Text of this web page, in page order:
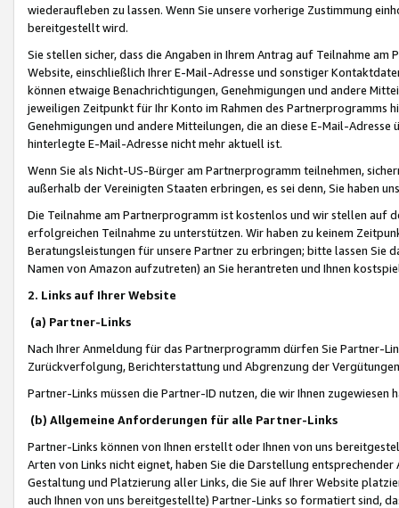
wiederaufleben zu lassen. Wenn Sie unsere vorherige Zustimmung
bereitgestellt wird.
Sie stellen sicher, dass die Angaben in Ihrem Antrag auf Teilnahme
Website, einschließlich Ihrer E-Mail-Adresse und sonstiger
können etwaige Benachrichtigungen, Genehmigungen und andere
jeweiligen Zeitpunkt für Ihr Konto im Rahmen des Partnerprogramms
Genehmigungen und andere Mitteilungen, die an diese E-Mail-
hinterlegte E-Mail-Adresse nicht mehr aktuell ist.
Wenn Sie als Nicht-US-Bürger am Partnerprogramm teilnehmen,
außerhalb der Vereinigten Staaten erbringen, es sei denn, Sie haben
Die Teilnahme am Partnerprogramm ist kostenlos und wir stellen auf
erfolgreichen Teilnahme zu unterstützen. Wir haben zu keinem
Beratungsleistungen für unsere Partner zu erbringen; bitte lassen Sie
Namen von Amazon aufzutreten) an Sie herantreten und Ihnen
2. Links auf Ihrer Website
(a) Partner-Links
Nach Ihrer Anmeldung für das Partnerprogramm dürfen Sie Partner-
Zurückverfolgung, Berichterstattung und Abgrenzung der
Partner-Links müssen die Partner-ID nutzen, die wir Ihnen zugewiesen
(b) Allgemeine Anforderungen für alle Partner-Links
Partner-Links können von Ihnen erstellt oder Ihnen von uns
Arten von Links nicht eignet, haben Sie die Darstellung
Gestaltung und Platzierung aller Links, die Sie auf Ihrer Website
auch Ihnen von uns bereitgestellte) Partner-Links so formatiert sind,